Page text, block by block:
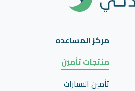
مركز المساعده
منتجات تأمين
تأمين السيارات